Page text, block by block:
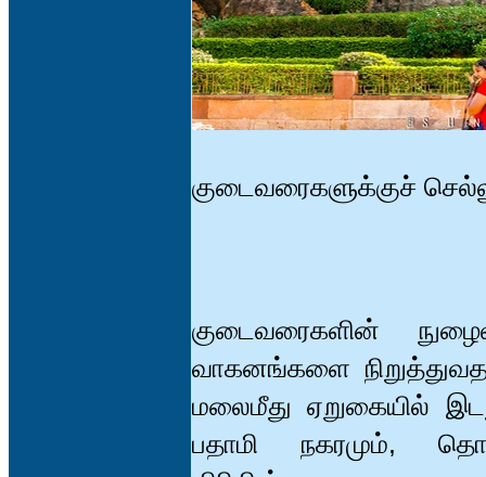
குடைவரைகளுக்குச்
குடைவரைகளின்
வாகனங்களை
மலைமீது ஏறுகையில்
பதாமி நகரமும்,